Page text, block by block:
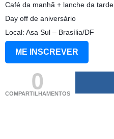
Café da manhã + lanche da tarde
Day off de aniversário
Local: Asa Sul – Brasília/DF
ME INSCREVER
0
COMPARTILHAMENTOS